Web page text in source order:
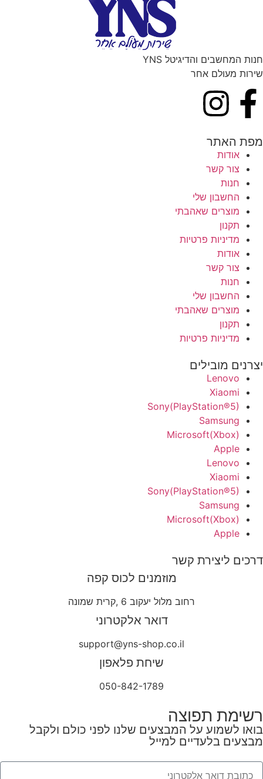
חנות המחשבים והדיגיטל YNS
שירות מעולם אחר
מפת האתר
אודות
צור קשר
חנות
החשבון שלי
מוצרים שאהבתי
תקנון
מדיניות פרטיות
אודות
צור קשר
חנות
החשבון שלי
מוצרים שאהבתי
תקנון
מדיניות פרטיות
יצרנים מובילים
Lenovo
Xiaomi
Sony(PlayStation®5)
Samsung
Microsoft(Xbox)
Apple
Lenovo
Xiaomi
Sony(PlayStation®5)
Samsung
Microsoft(Xbox)
Apple
דרכים ליצירת קשר
מוזמנים לכוס קפה
רחוב מלול יעקוב 6 ,קרית שמונה
דואר אלקטרוני
support@yns-shop.co.il
שיחת פלאפון
050-842-1789
רשימת תפוצה
בואו לשמוע על המבצעים שלנו לפני כולם ולקבל
מבצעים בלעדיים למייל